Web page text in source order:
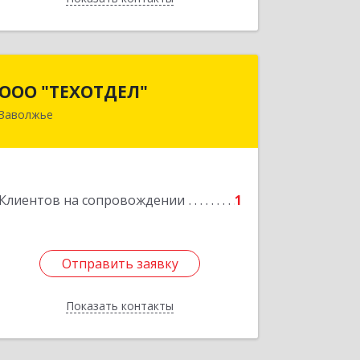
Назад
ООО "ТЕХОТДЕЛ"
Клиентов на сопровождении 1
Отправить заявку
Показать контакты
Отправить заявку
Назад